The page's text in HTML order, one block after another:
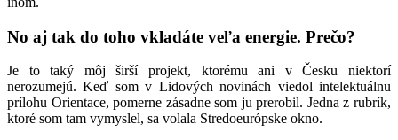
No aj tak do toho vkladáte veľa energie. Prečo?
Je to taký môj širší projekt, ktorému ani v Česku niektorí
nerozumejú. Keď som v Lidových novinách viedol intelektuálnu
prílohu Orientace, pomerne zásadne som ju prerobil. Jedna z rubrík,
ktoré som tam vymyslel, sa volala Stredoeurópske okno.